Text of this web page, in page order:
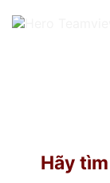
Hãy